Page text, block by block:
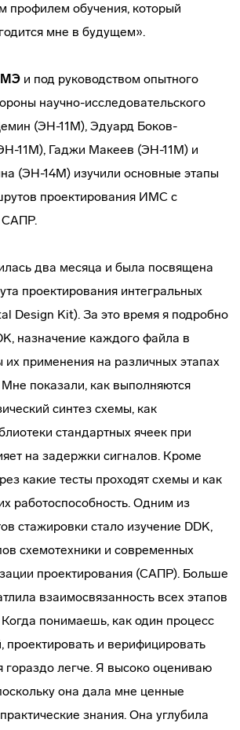
профилем обучения, который
мне в будущем».
и под руководством опытного
научно-исследовательского
(ЭН-11М), Эдуард Боков-
11М), Гаджи Макеев (ЭН-11М) и
(ЭН-14М) изучили основные этапы
проектирования ИМС с
САПР.
два месяца и была посвящена
проектирования интегральных
Design Kit). За это время я подробно
назначение каждого файла в
их применения на различных этапах
показали, как выполняются
синтез схемы, как
стандартных ячеек при
на задержки сигналов. Кроме
какие тесты проходят схемы и как
работоспособность. Одним из
стажировки стало изучение DDK,
схемотехники и современных
проектирования (САПР). Больше
взаимосвязанность всех этапов
понимаешь, как один процесс
проектировать и верифицировать
гораздо легче. Я высоко оцениваю
она дала мне ценные
знания. Она углубила